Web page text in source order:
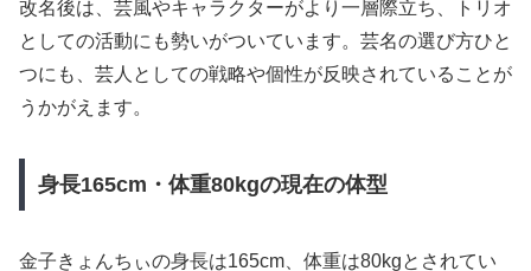
改名後は、芸風やキャラクターがより一層際立ち、トリオ
としての活動にも勢いがついています。芸名の選び方ひと
つにも、芸人としての戦略や個性が反映されていることが
うかがえます。
身長165cm・体重80kgの現在の体型
金子きょんちぃの身長は165cm、体重は80kgとされてい